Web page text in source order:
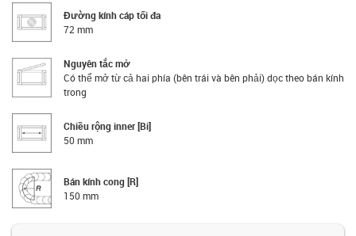
Đường kính cáp tối đa
72 mm
Nguyên tắc mở
Có thể mở từ cả hai phía (bên trái và bên phải) dọc theo bán kính
trong
Chiều rộng inner [Bi]
50 mm
Bán kính cong [R]
150 mm